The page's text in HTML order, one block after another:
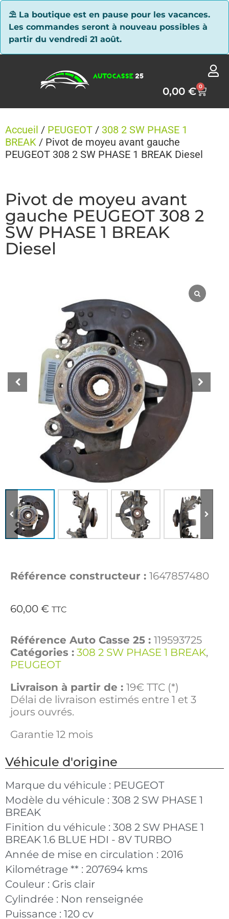
⛱ La boutique est en pause pour les vacances.
Les commandes seront à nouveau possibles à
partir du vendredi 21 août.
0,00€ 0
Accueil / PEUGEOT / 308 2 SW PHASE 1
BREAK / Pivot de moyeu avant gauche
PEUGEOT 308 2 SW PHASE 1 BREAK Diesel
Pivot de moyeu avant
gauche PEUGEOT 308 2
SW PHASE 1 BREAK
Diesel
Référence constructeur : 1647857480
60,00 € TTC
Référence Auto Casse 25 : 119593725
Catégories : 308 2 SW PHASE 1 BREAK,
PEUGEOT
Livraison à partir de : 19€ TTC (*)
Délai de livraison estimés entre 1 et 3
jours ouvrés.
Garantie 12 mois
Véhicule d'origine
Marque du véhicule : PEUGEOT
Modèle du véhicule : 308 2 SW PHASE 1
BREAK
Finition du véhicule : 308 2 SW PHASE 1
BREAK 1.6 BLUE HDI - 8V TURBO
Année de mise en circulation : 2016
Kilométrage ** : 207694 kms
Couleur : Gris clair
Cylindrée : Non renseignée
Puissance : 120 cv
Panneau de gestion des cookies